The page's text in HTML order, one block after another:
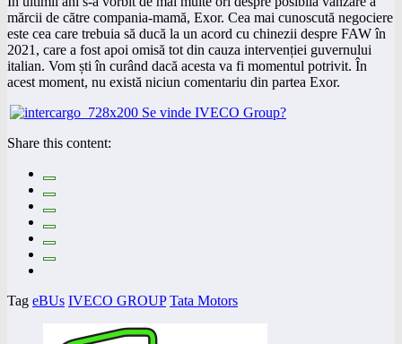
mărcii de către compania-mamă, Exor. Cea mai cunoscută negociere
este cea care trebuia să ducă la un acord cu chinezii despre FAW în
2021, care a fost apoi omisă tot din cauza intervenției guvernului
italian. Vom ști în curând dacă acesta va fi momentul potrivit. În
acest moment, nu există niciun comentariu din partea Exor.
Share this content:
Tag eBUs IVECO GROUP Tata Motors